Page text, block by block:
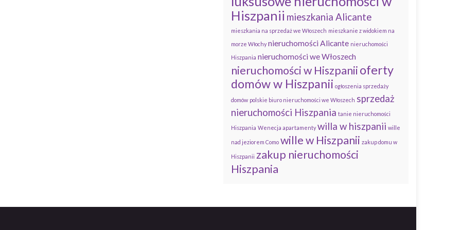
Hiszpanii mieszkania Alicante
mieszkania na sprzedaż we Włoszech mieszkanie z widokiem na
morze Włochy nieruchomości Alicante nieruchomości
Hiszpania nieruchomości we Włoszech
nieruchomości w Hiszpaniioferty
domów w Hiszpanii ogłoszenia sprzedaży
domów polskie biuro nieruchomości we Włoszech sprzedaż
nieruchomości Hiszpania tanie nieruchomości
Hiszpania Wenecja apartamenty willa w hiszpanii wille
nad jeziorem Como wille w Hiszpanii zakup domu w
Hiszpanii zakup nieruchomości
Hiszpania